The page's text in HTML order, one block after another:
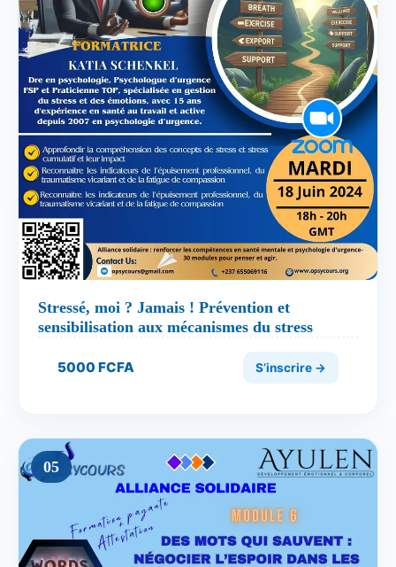
Stressé, moi ? Jamais ! Prévention et
sensibilisation aux mécanismes du stress
5000 FCFA S’inscrire →
05